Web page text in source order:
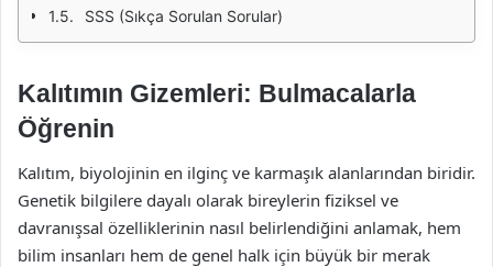
SSS (Sıkça Sorulan Sorular)
Kalıtımın Gizemleri: Bulmacalarla
Öğrenin
Kalıtım, biyolojinin en ilginç ve karmaşık alanlarından biridir.
Genetik bilgilere dayalı olarak bireylerin fiziksel ve
davranışsal özelliklerinin nasıl belirlendiğini anlamak, hem
bilim insanları hem de genel halk için büyük bir merak